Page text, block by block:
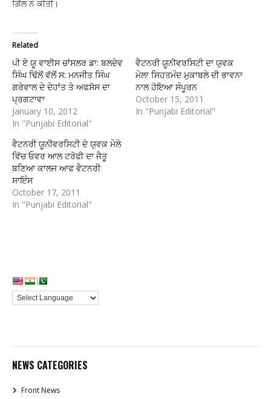
ਗਿੱਲ ਨੇ ਕੀਤੀ।
Related
ਪੀ ਏ ਯੂ ਵਾਈਸ ਚਾਂਸਲਰ ਡਾ: ਬਲਦੇਵ
ਸਿੰਘ ਢਿੱਲੋਂ ਵੱਲੋਂ ਸ: ਮਨਜੀਤ ਸਿੰਘ
ਗਰੇਵਾਲ ਦੇ ਦੇਹਾਂਤ ਤੇ ਅਫਸੋਸ ਦਾ
ਪ੍ਰਗਟਾਵਾ
January 10, 2012
In "Punjabi Editorial"
ਵੈਟਨਰੀ ਯੂਨੀਵਰਸਿਟੀ ਦਾ ਯੁਵਕ
ਮੇਲਾ ਸਿਹਤਮੰਦ ਮੁਕਾਬਲੇ ਦੀ ਭਾਵਨਾ
ਨਾਲ ਹੋਇਆ ਸੰਪੂਰਨ
October 15, 2011
In "Punjabi Editorial"
ਵੈਟਨਰੀ ਯੂਨੀਵਰਸਿਟੀ ਦੇ ਯੁਵਕ ਮੇਲੇ
ਵਿੱਚ ਓਵਰ ਆਲ ਟਰੋਫੀ ਦਾ ਜੈਤੂ
ਬਣਿਆ ਕਾਲਜ ਆਫ ਵੈਟਨਰੀ
ਸਾਇੰਸ
October 17, 2011
In "Punjabi Editorial"
NEWS CATEGORIES
Front News